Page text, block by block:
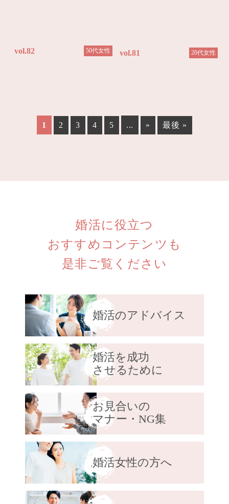
vol.82 50代女性 vol.81 20代女性
1 2 3 4 5 ... » 最後 »
婚活に役立つ
おすすめコンテンツも
是非ご覧ください
婚活のアドバイス
婚活を成功
させるために
お見合いの
マナー・NG集
婚活女性の方へ